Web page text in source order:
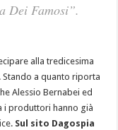
Dei Famosi”.
alla tredicesima
Stando a quanto riporta
Alessio Bernabei ed
i produttori hanno già
Sul sito Dagospia